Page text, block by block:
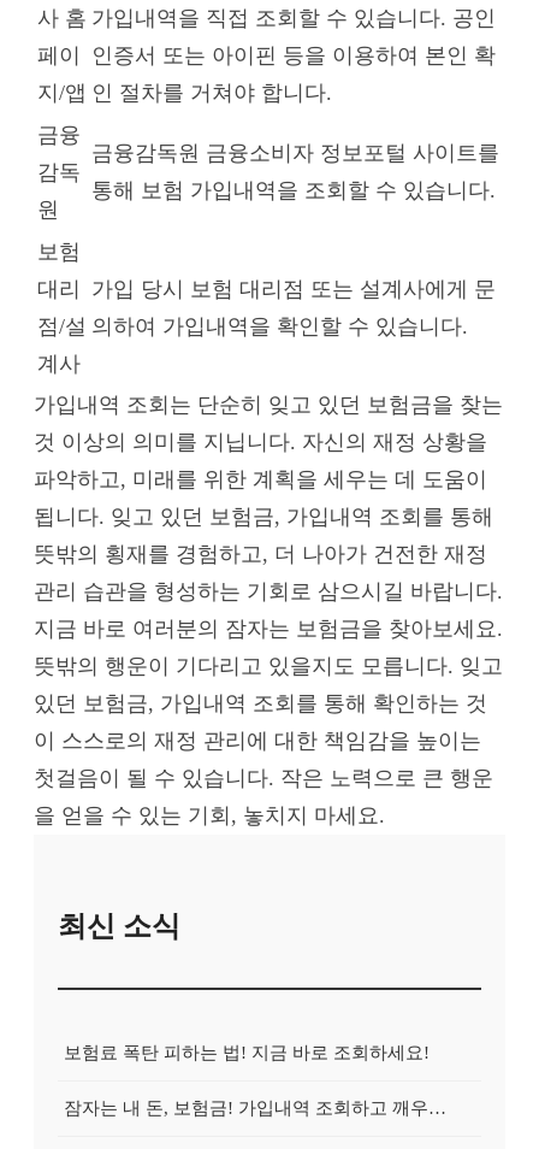
사 홈
페이
지/앱
가입내역을 직접 조회할 수 있습니다. 공인
인증서 또는 아이핀 등을 이용하여 본인 확
인 절차를 거쳐야 합니다.
금융
감독
원
금융감독원 금융소비자 정보포털 사이트를
통해 보험 가입내역을 조회할 수 있습니다.
보험
대리
점/설
계사
가입 당시 보험 대리점 또는 설계사에게 문
의하여 가입내역을 확인할 수 있습니다.
가입내역 조회는 단순히 잊고 있던 보험금을 찾는
것 이상의 의미를 지닙니다. 자신의 재정 상황을
파악하고, 미래를 위한 계획을 세우는 데 도움이
됩니다. 잊고 있던 보험금, 가입내역 조회를 통해
뜻밖의 횡재를 경험하고, 더 나아가 건전한 재정
관리 습관을 형성하는 기회로 삼으시길 바랍니다.
지금 바로 여러분의 잠자는 보험금을 찾아보세요.
뜻밖의 행운이 기다리고 있을지도 모릅니다. 잊고
있던 보험금, 가입내역 조회를 통해 확인하는 것
이 스스로의 재정 관리에 대한 책임감을 높이는
첫걸음이 될 수 있습니다. 작은 노력으로 큰 행운
을 얻을 수 있는 기회, 놓치지 마세요.
최신 소식
보험료 폭탄 피하는 법! 지금 바로 조회하세요!
잠자는 내 돈, 보험금! 가입내역 조회하고 깨우는 방법